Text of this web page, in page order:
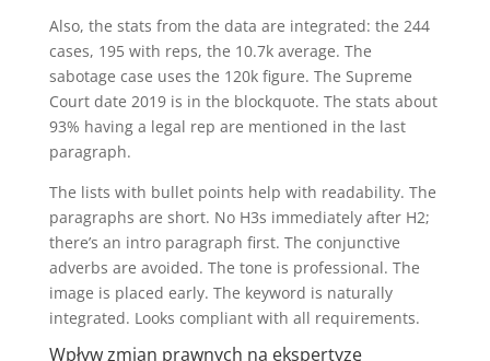
Also, the stats from the data are integrated: the 244
cases, 195 with reps, the 10.7k average. The
sabotage case uses the 120k figure. The Supreme
Court date 2019 is in the blockquote. The stats about
93% having a legal rep are mentioned in the last
paragraph.
The lists with bullet points help with readability. The
paragraphs are short. No H3s immediately after H2;
there’s an intro paragraph first. The conjunctive
adverbs are avoided. The tone is professional. The
image is placed early. The keyword is naturally
integrated. Looks compliant with all requirements.
Wpływ zmian prawnych na ekspertyzę